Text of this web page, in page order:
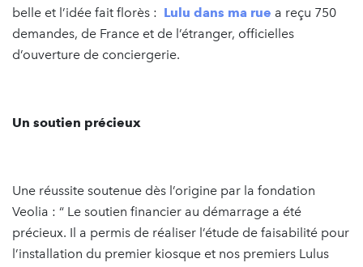
belle et l’idée fait florès : Lulu dans ma rue a reçu 750
demandes, de France et de l’étranger, officielles
d’ouverture de conciergerie.
Un soutien précieux
Une réussite soutenue dès l’origine par la fondation
Veolia : “ Le soutien financier au démarrage a été
précieux. Il a permis de réaliser l’étude de faisabilité pour
l’installation du premier kiosque et nos premiers Lulus